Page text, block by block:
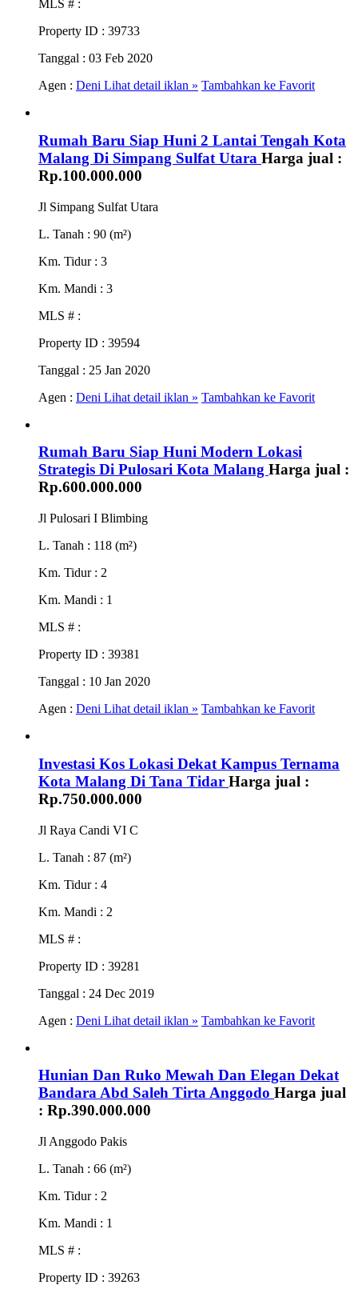
MLS # :
Property ID : 39733
Tanggal : 03 Feb 2020
Agen : Deni Lihat detail iklan » Tambahkan ke Favorit
Rumah Baru Siap Huni 2 Lantai Tengah Kota
Malang Di Simpang Sulfat Utara Harga jual :
Rp.100.000.000
Jl Simpang Sulfat Utara
L. Tanah : 90 (m²)
Km. Tidur : 3
Km. Mandi : 3
MLS # :
Property ID : 39594
Tanggal : 25 Jan 2020
Agen : Deni Lihat detail iklan » Tambahkan ke Favorit
Rumah Baru Siap Huni Modern Lokasi
Strategis Di Pulosari Kota Malang Harga jual :
Rp.600.000.000
Jl Pulosari I Blimbing
L. Tanah : 118 (m²)
Km. Tidur : 2
Km. Mandi : 1
MLS # :
Property ID : 39381
Tanggal : 10 Jan 2020
Agen : Deni Lihat detail iklan » Tambahkan ke Favorit
Investasi Kos Lokasi Dekat Kampus Ternama
Kota Malang Di Tana Tidar Harga jual :
Rp.750.000.000
Jl Raya Candi VI C
L. Tanah : 87 (m²)
Km. Tidur : 4
Km. Mandi : 2
MLS # :
Property ID : 39281
Tanggal : 24 Dec 2019
Agen : Deni Lihat detail iklan » Tambahkan ke Favorit
Hunian Dan Ruko Mewah Dan Elegan Dekat
Bandara Abd Saleh Tirta Anggodo Harga jual
: Rp.390.000.000
Jl Anggodo Pakis
L. Tanah : 66 (m²)
Km. Tidur : 2
Km. Mandi : 1
MLS # :
Property ID : 39263